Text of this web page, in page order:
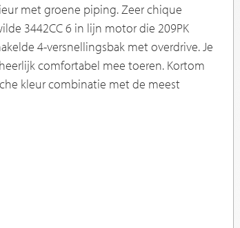
met groene piping. Zeer chique
3442CC 6 in lijn motor die 209PK
4-versnellingsbak met overdrive. Je
comfortabel mee toeren. Kortom
kleur combinatie met de meest